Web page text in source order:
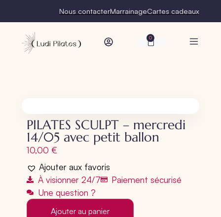
Nous contacterMarrainageCartes cadeaux
0
PILATES SCULPT – mercredi
14/05 avec petit ballon
10,00 €
Ajouter aux favoris
À visionner 24/7
Paiement sécurisé
Une question ?
Ajouter au panier